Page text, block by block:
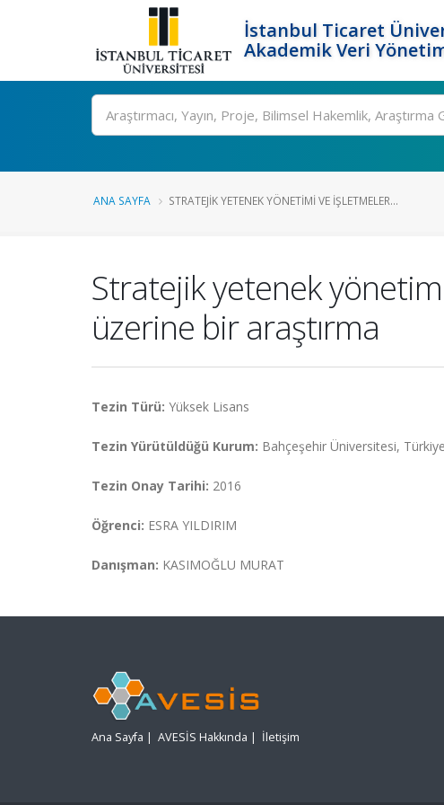
İstanbul Ticaret
Akademik Veri
Ara
ANA SAYFA STRATEJIK YETENEK YÖNETIMI VE IŞLETMELER...
Stratejik yetenek
üzerine bir araştırma
Tezin Türü: Yüksek Lisans
Tezin Yürütüldüğü Kurum: Bahçeşehir Üniversitesi, Türkiye
Tezin Onay Tarihi: 2016
Öğrenci: ESRA YILDIRIM
Danışman: KASIMOĞLU MURAT
Ana Sayfa | AVESİS Hakkında | İletişim